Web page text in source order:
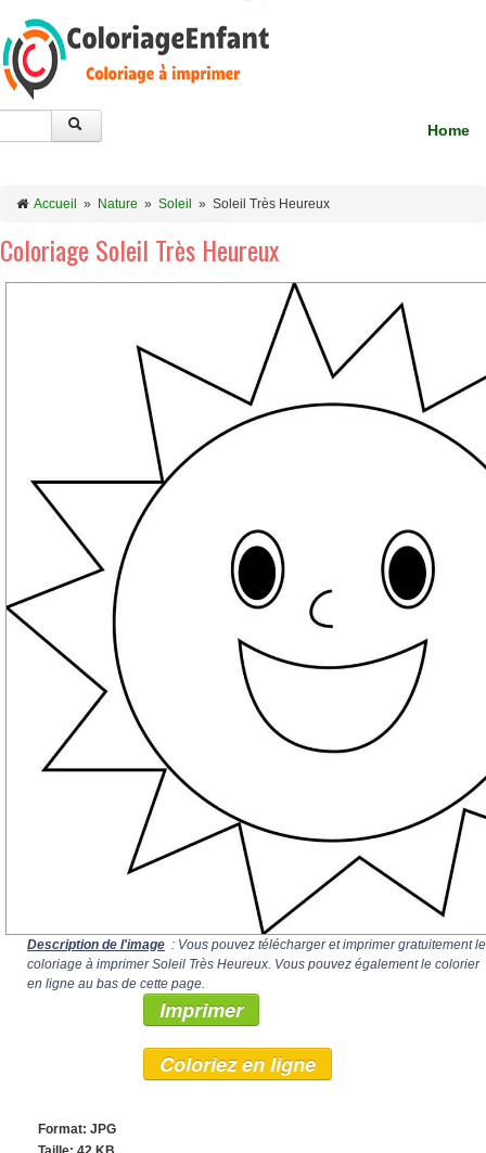
Home
Accueil » Nature » Soleil » Soleil Très Heureux
Coloriage Soleil Très Heureux
Description de l'image : Vous pouvez télécharger et imprimer gratuitement le
coloriage à imprimer Soleil Très Heureux. Vous pouvez également le colorier
en ligne au bas de cette page.
Imprimer
Coloriez en ligne
Format: JPG